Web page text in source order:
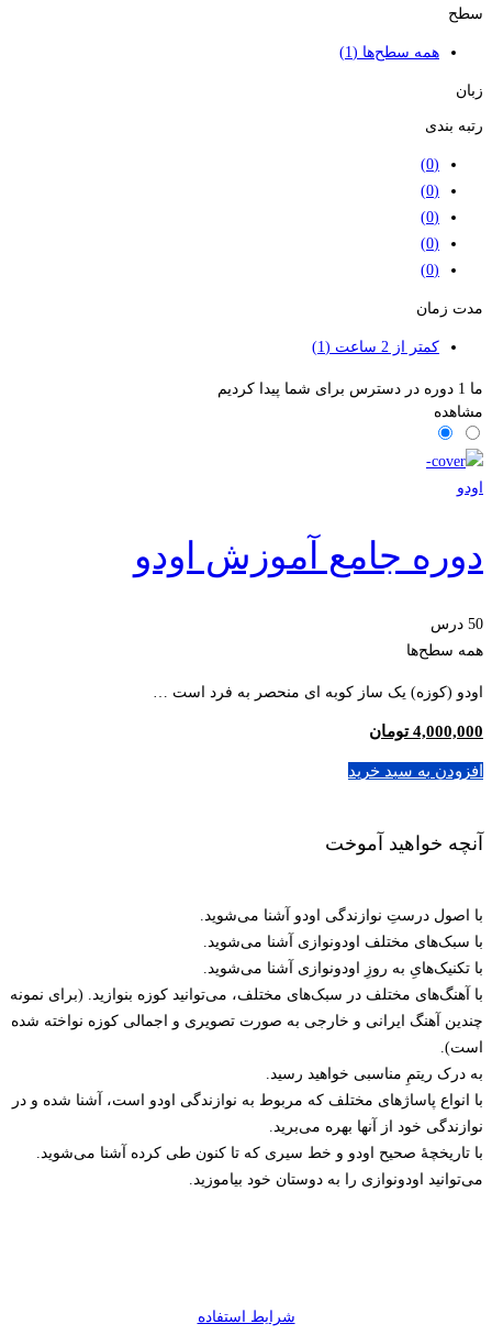
سطح
همه سطح‌ها (1)
زبان
رتبه بندی
(0)
(0)
(0)
(0)
(0)
مدت زمان
کمتر از 2 ساعت (1)
ما 1 دوره در دسترس برای شما پیدا کردیم
مشاهده
اودو
دوره جامع آموزش اودو
50 درس
همه سطح‌ها
اودو (کوزه) یک ساز کوبه ای منحصر به فرد است …
4,000,000 تومان
افزودن به سبد خرید
آنچه خواهید آموخت
با اصول درستِ نوازندگی اودو آشنا می‌شوید.
با سبک‌های مختلف اودونوازی آشنا می‌شوید.
با تکنیک‌هایِ به روزِ اودونوازی آشنا می‌شوید.
با آهنگ‌های مختلف در سبک‌های مختلف، می‌توانید کوزه بنوازید. (برای نمونه
چندین آهنگ ایرانی و خارجی به صورت تصویری و اجمالی کوزه نواخته شده
است).
به درک ریتمِ مناسبی خواهید رسید.
با انواع پاساژهای مختلف که مربوط به نوازندگی اودو است، آشنا شده و در
نوازندگی خود از آنها بهره می‌برید.
با تاریخچۀ صحیح اودو و خط سیری که تا کنون طی کرده آشنا می‌شوید.
می‌توانید اودونوازی را به دوستان خود بیاموزید.
شرایط استفاده